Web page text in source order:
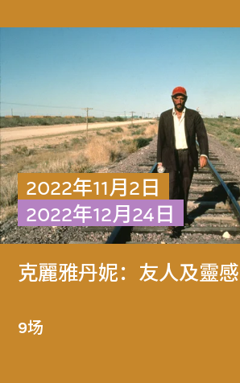
2022年11月2日
2022年12月24日
克麗雅丹妮：友人及靈感
9场